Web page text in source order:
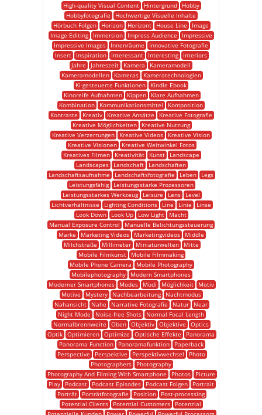
High-quality Visual Content
Hintergrund
Hobby
Hobbyfotografie
Hochwertige Visuelle Inhalte
Hörbuch Folgen
Horizon Horizont House Line
Image
Image Editing
Immersion Impress Audience
Impressive
Impressive Images
Innenräume
Innovative Fotografie
Insert
Inspiration Interessant Interesting
Interiors
Jahre
Jahreszeit Kamera
Kameramodell
Kameramodellen
Kameras
Kameratechnologien
Ki-gesteuerte Funktionen
Kindle Ebook
Kinoreife Aufnahmen
Kippen
Klare Aufnahmen
Kombination
Kommunikationsmittel
Komposition
Kontraste
Kreativ Kreative Ansätze
Kreative Fotografie
Kreative Möglichkeiten
Kreative Nutzung
Kreative Verzerrungen
Kreative Videos
Kreative Vision
Kreative Visionen
Kreative Weitwinkel Fotos
Kreatives Filmen
Kreativität Kunst
Landscape
Landscapes
Landschaft
Landschaften
Landschaftsaufnahme
Landschaftsfotografie Leben
Legs
Leistungsfähig
Leistungsstarke Prozessoren
Leistungsstarkes Werkzeug
Leisure Lens
Level
Lichtverhältnisse
Lighting Conditions Line Linie
Linse
Look Down
Look Up Low Light
Macht
Manual Exposure Control
Manuelle Belichtungssteuerung
Marke
Marketing Videos Marketingvideos
Middle
Milchstraße
Millimeter Miniaturwelten
Mitte
Mobile Filmkunst
Mobile Filmmaking
Mobile Phone Camera
Mobile Photography
Mobilephotography
Modern Smartphones
Moderner Smartphones
Modes Modi Möglichkeit
Motiv
Motive
Mystery Nachbearbeitung
Nachtmodus
Nahansicht
Nahe Narrative Fotografie Natur
Near
Night Mode
Noise-free Shots
Normal Focal Length
Normalbrennweite
Oben Objektiv Objektive
Optics
Optik Optimieren Optimize Optische Effekte
Panorama
Panorama Function
Panoramafunktion
Paperback
Perspective
Perspektive Perspektivwechsel
Photo
Photographers
Photography
Photography And Filming With Smartphone
Photos
Picture
Play
Podcast Podcast Episodes Podcast Folgen
Portrait
Porträt
Porträtfotografie Position
Post-processing
Potential Clients
Potential Customers
Potenzial